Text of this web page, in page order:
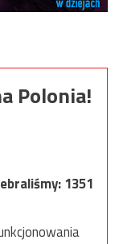
Polonia!
1351